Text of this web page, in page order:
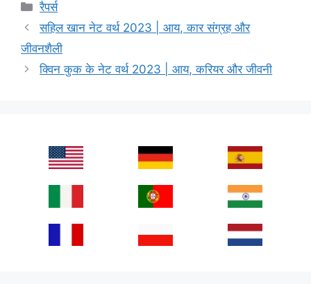
Categories
रैपर्स
सहिल खान नेट वर्थ 2023 | आय, कार संग्रह और
जीवनशैली
क्विन कुक के नेट वर्थ 2023 | आय, करियर और जीवनी